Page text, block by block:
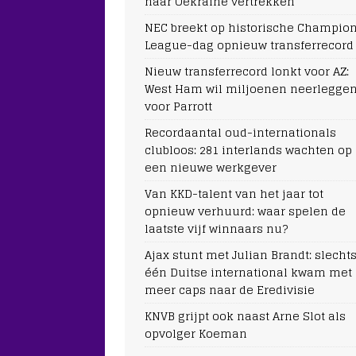
NEC breekt op historische
League-dag opnieuw transferrecord
Nieuw transferrecord lonkt voor AZ:
West Ham wil miljoenen neerleggen
voor Parrott
Recordaantal oud-internationals
clubloos: 281 interlands wachten op
een nieuwe werkgever
Van KKD-talent van het jaar tot
opnieuw verhuurd: waar spelen de
laatste vijf winnaars nu?
Ajax stunt met Julian Brandt: slechts
één Duitse international kwam met
meer caps naar de Eredivisie
KNVB grijpt ook naast Arne Slot als
opvolger Koeman